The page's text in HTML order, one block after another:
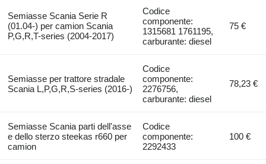
Semiasse Scania Serie R
(01.04-) per camion Scania
P,G,R,T-series (2004-2017)
Codice
componente:
1315681 1761195,
carburante: diesel
75 €
Semiasse per trattore stradale
Scania L,P,G,R,S-series (2016-)
Codice
componente:
2276756,
carburante: diesel
78,23 €
Semiasse Scania parti dell'asse
e dello sterzo steekas r660 per
camion
Codice
componente:
2292433
100 €